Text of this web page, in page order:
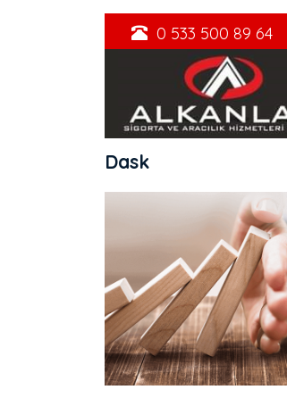
0 533 500 89 64
Dask